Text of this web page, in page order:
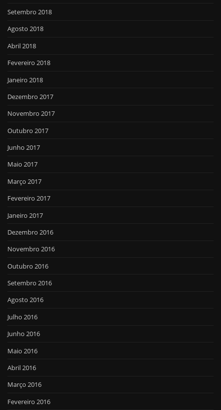
Setembro 2018
Agosto 2018
Abril 2018
Fevereiro 2018
Janeiro 2018
Dezembro 2017
Novembro 2017
Outubro 2017
Junho 2017
Maio 2017
Março 2017
Fevereiro 2017
Janeiro 2017
Dezembro 2016
Novembro 2016
Outubro 2016
Setembro 2016
Agosto 2016
Julho 2016
Junho 2016
Maio 2016
Abril 2016
Março 2016
Fevereiro 2016